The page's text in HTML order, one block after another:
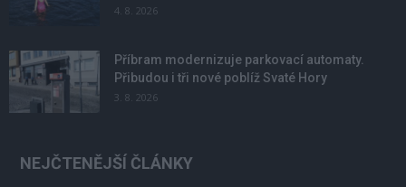
4. 8. 2026
Příbram modernizuje parkovací automaty.
Přibudou i tři nové poblíž Svaté Hory
3. 8. 2026
NEJČTENĚJŠÍ ČLÁNKY